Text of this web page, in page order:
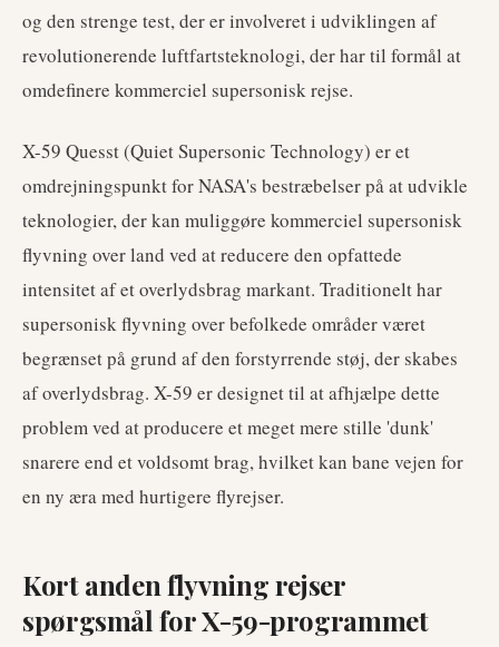
og den strenge test, der er involveret i udviklingen af
revolutionerende luftfartsteknologi, der har til formål at
omdefinere kommerciel supersonisk rejse.
X-59 Quesst (Quiet Supersonic Technology) er et
omdrejningspunkt for NASA's bestræbelser på at udvikle
teknologier, der kan muliggøre kommerciel supersonisk
flyvning over land ved at reducere den opfattede
intensitet af et overlydsbrag markant. Traditionelt har
supersonisk flyvning over befolkede områder været
begrænset på grund af den forstyrrende støj, der skabes
af overlydsbrag. X-59 er designet til at afhjælpe dette
problem ved at producere et meget mere stille 'dunk'
snarere end et voldsomt brag, hvilket kan bane vejen for
en ny æra med hurtigere flyrejser.
Kort anden flyvning rejser
spørgsmål for X-59-programmet